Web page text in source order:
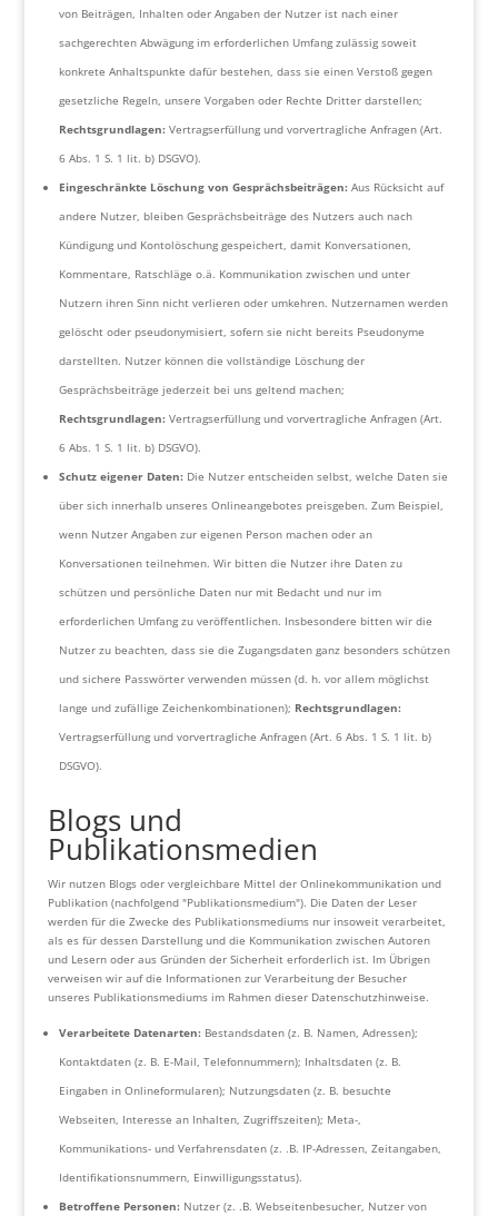
von Beiträgen, Inhalten oder Angaben der Nutzer ist nach einer
sachgerechten Abwägung im erforderlichen Umfang zulässig soweit
konkrete Anhaltspunkte dafür bestehen, dass sie einen Verstoß gegen
gesetzliche Regeln, unsere Vorgaben oder Rechte Dritter darstellen;
Rechtsgrundlagen:Vertragserfüllung und vorvertragliche Anfragen (Art.
6 Abs. 1 S. 1 lit. b) DSGVO).
Eingeschränkte Löschung von Gesprächsbeiträgen: Aus Rücksicht auf
andere Nutzer, bleiben Gesprächsbeiträge des Nutzers auch nach
Kündigung und Kontolöschung gespeichert, damit Konversationen,
Kommentare, Ratschläge o.ä. Kommunikation zwischen und unter
Nutzern ihren Sinn nicht verlieren oder umkehren. Nutzernamen werden
gelöscht oder pseudonymisiert, sofern sie nicht bereits Pseudonyme
darstellten. Nutzer können die vollständige Löschung der
Gesprächsbeiträge jederzeit bei uns geltend machen;
Rechtsgrundlagen:Vertragserfüllung und vorvertragliche Anfragen (Art.
6 Abs. 1 S. 1 lit. b) DSGVO).
Schutz eigener Daten: Die Nutzer entscheiden selbst, welche Daten sie
über sich innerhalb unseres Onlineangebotes preisgeben. Zum Beispiel,
wenn Nutzer Angaben zur eigenen Person machen oder an
Konversationen teilnehmen. Wir bitten die Nutzer ihre Daten zu
schützen und persönliche Daten nur mit Bedacht und nur im
erforderlichen Umfang zu veröffentlichen. Insbesondere bitten wir die
Nutzer zu beachten, dass sie die Zugangsdaten ganz besonders schützen
und sichere Passwörter verwenden müssen (d. h. vor allem möglichst
lange und zufällige Zeichenkombinationen); Rechtsgrundlagen:
Vertragserfüllung und vorvertragliche Anfragen (Art. 6 Abs. 1 S. 1 lit. b)
DSGVO).
Blogs und
Publikationsmedien
Wir nutzen Blogs oder vergleichbare Mittel der Onlinekommunikation und
Publikation (nachfolgend "Publikationsmedium"). Die Daten der Leser
werden für die Zwecke des Publikationsmediums nur insoweit verarbeitet,
als es für dessen Darstellung und die Kommunikation zwischen Autoren
und Lesern oder aus Gründen der Sicherheit erforderlich ist. Im Übrigen
verweisen wir auf die Informationen zur Verarbeitung der Besucher
unseres Publikationsmediums im Rahmen dieser Datenschutzhinweise.
Verarbeitete Datenarten:Bestandsdaten (z. B. Namen, Adressen);
Kontaktdaten (z. B. E-Mail, Telefonnummern); Inhaltsdaten (z. B.
Eingaben in Onlineformularen); Nutzungsdaten (z. B. besuchte
Webseiten, Interesse an Inhalten, Zugriffszeiten); Meta-,
Kommunikations- und Verfahrensdaten (z. .B. IP-Adressen, Zeitangaben,
Identifikationsnummern, Einwilligungsstatus).
Betroffene Personen:Nutzer (z. .B. Webseitenbesucher, Nutzer von